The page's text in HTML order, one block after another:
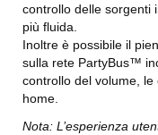
controllo delle sorgenti
più fluida.
Inoltre è possibile il
sulla rete PartyBus™
controllo del volume,
home.
Nota: L’esperienza